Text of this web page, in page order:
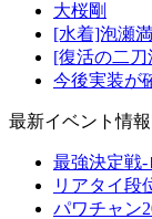
大桜剛
[水着]泡瀬
[復活の二
今後実装が
最新イベント情報
最強決定戦
リアタイ段
パワチャン